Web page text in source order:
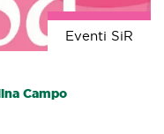
Eventi SiR
Campo